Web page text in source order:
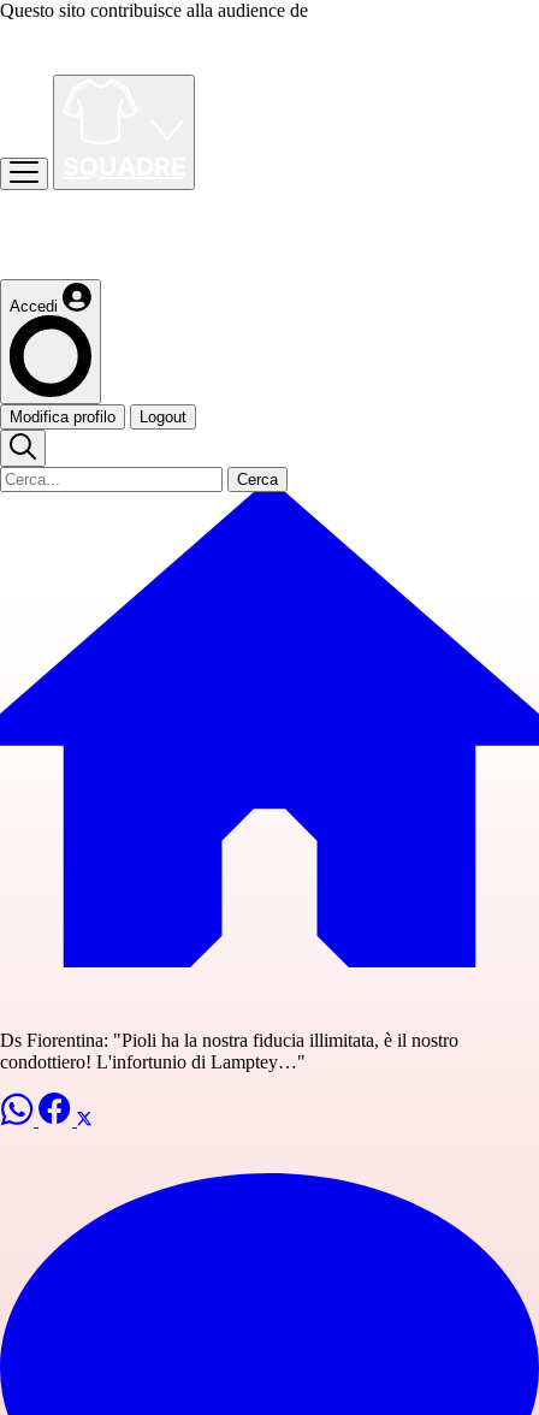
Questo sito contribuisce alla audience de
Accedi
Modifica profilo Logout
Cerca
Ds Fiorentina: "Pioli ha la nostra fiducia illimitata, è il nostro
condottiero! L'infortunio di Lamptey…"